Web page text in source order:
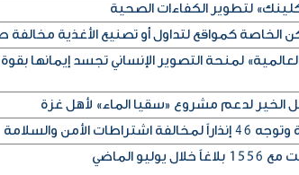
لتطوير الكفاءات الصحية
الخاصة كمواقع لتداول أو تصنيع الأغذية مخالفة
لمنحة التصوير الإنساني تجسد إيمانها
الخير لدعم مشروع «سقيا الماء» لأهل غزة
الأمن والسلامة
الماضي